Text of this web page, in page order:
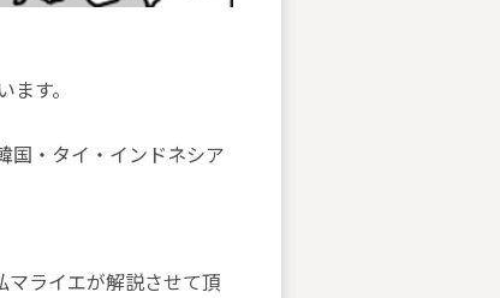
す。
国・タイ・インドネシア
ライエが解説させて頂